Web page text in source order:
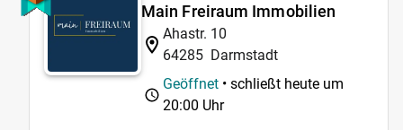
Main Freiraum Immobilien
Ahastr. 10
64285 Darmstadt
Geöffnet • schließt heute um
20:00 Uhr